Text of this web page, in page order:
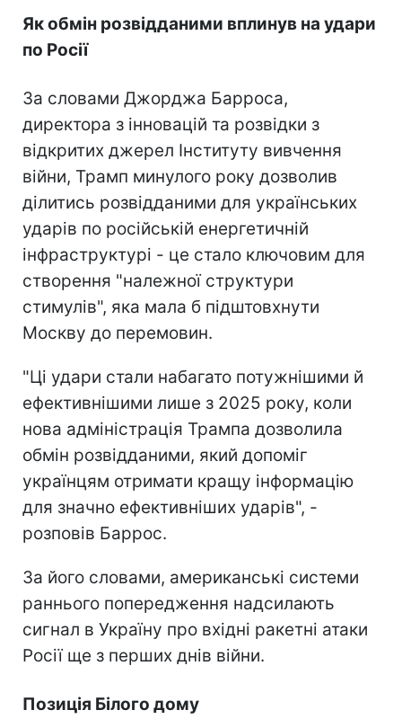
Як обмін розвідданими вплинув на удари
по Росії
За словами Джорджа Барроса,
директора з інновацій та розвідки з
відкритих джерел Інституту вивчення
війни, Трамп минулого року дозволив
ділитись розвідданими для українських
ударів по російській енергетичній
інфраструктурі - це стало ключовим для
створення "належної структури
стимулів", яка мала б підштовхнути
Москву до перемовин.
"Ці удари стали набагато потужнішими й
ефективнішими лише з 2025 року, коли
нова адміністрація Трампа дозволила
обмін розвідданими, який допоміг
українцям отримати кращу інформацію
для значно ефективніших ударів", -
розповів Баррос.
За його словами, американські системи
раннього попередження надсилають
сигнал в Україну про вхідні ракетні атаки
Росії ще з перших днів війни.
Позиція Білого дому